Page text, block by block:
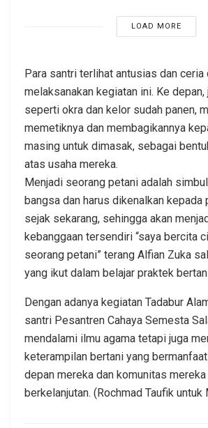
LOAD MORE
Para santri terlihat antusias dan ceria
melaksanakan kegiatan ini. Ke depan,
seperti okra dan kelor sudah panen,
memetiknya dan membagikannya
masing untuk dimasak, sebagai
atas usaha mereka.
Menjadi seorang petani adalah
bangsa dan harus dikenalkan kepada
sejak sekarang, sehingga akan
kebanggaan tersendiri “saya bercita
seorang petani” terang Alfian Zuka
yang ikut dalam belajar praktek
Dengan adanya kegiatan Tadabur
santri Pesantren Cahaya Semesta
mendalami ilmu agama tetapi juga
keterampilan bertani yang
depan mereka dan komunitas
berkelanjutan. (Rochmad Taufik untuk